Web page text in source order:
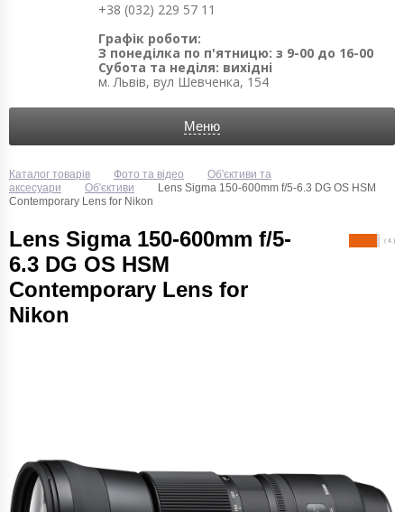
+38 (032) 229 57 11
Графік роботи:
З понеділка по п'ятницю: з 9-00 до 16-00
Субота та неділя: вихідні
м. Львів, вул Шевченка, 154
Меню
Каталог товарів Фото та відео
Об'єктиви та
аксесуари
Об'єктиви
Lens Sigma 150-600mm f/5-6.3 DG OS HSM
Contemporary Lens for Nikon
Lens Sigma 150-600mm f/5-
6.3 DG OS HSM
Contemporary Lens for
Nikon
( 4 )